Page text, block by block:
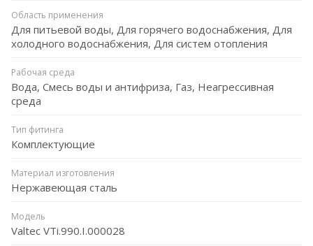
Область применения
Для питьевой воды, Для горячего водоснабжения, Для
холодного водоснабжения, Для систем отопления
Рабочая среда
Вода, Смесь воды и антифриза, Газ, Неагрессивная
среда
Тип фитинга
Комплектующие
Материал изготовления
Нержавеющая сталь
Модель
Valtec VTi.990.I.000028